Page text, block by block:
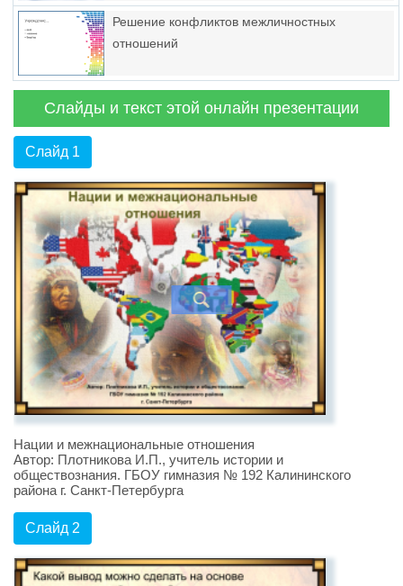
Решение конфликтов межличностных
отношений
Слайды и текст этой онлайн презентации
Слайд 1
Нации и межнациональные отношения
Автор: Плотникова И.П., учитель истории и
обществознания. ГБОУ гимназия № 192 Калининского
района г. Санкт-Петербурга
Слайд 2